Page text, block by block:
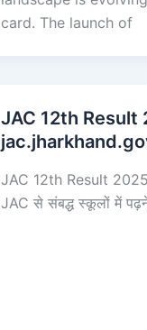
card. The launch of
JAC 12th Result
JAC 12th Result
JAC से संबद्ध स्कूलों में